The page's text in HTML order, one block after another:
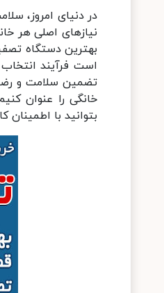
در دنیای امروز،
نیازهای اصلی هر
بهترین دستگاه
است فرآیند
تضمین سلامت و
خانگی را عنوان
بتوانید با اطمینان